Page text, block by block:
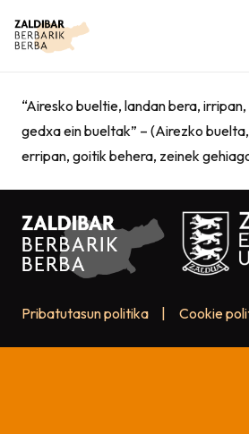
“Airesko bueltie, landan bera,
gedxa ein bueltak” – (Airezko
erripan, goitik behera, zeinek
Pribatutasun politika Cookie